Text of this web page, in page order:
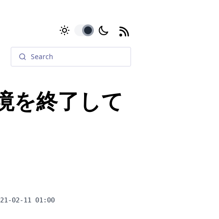
toggle
を終了して
02-11 01:00